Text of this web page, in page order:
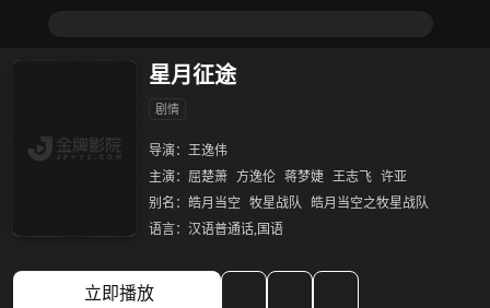
星月征途
剧情
导演： 王逸伟
主演： 屈楚萧 方逸伦 蒋梦婕 王志飞 许亚
别名： 皓月当空 牧星战队
皓月当空之牧星战队
语言： 汉语普通话,国语
立即播放